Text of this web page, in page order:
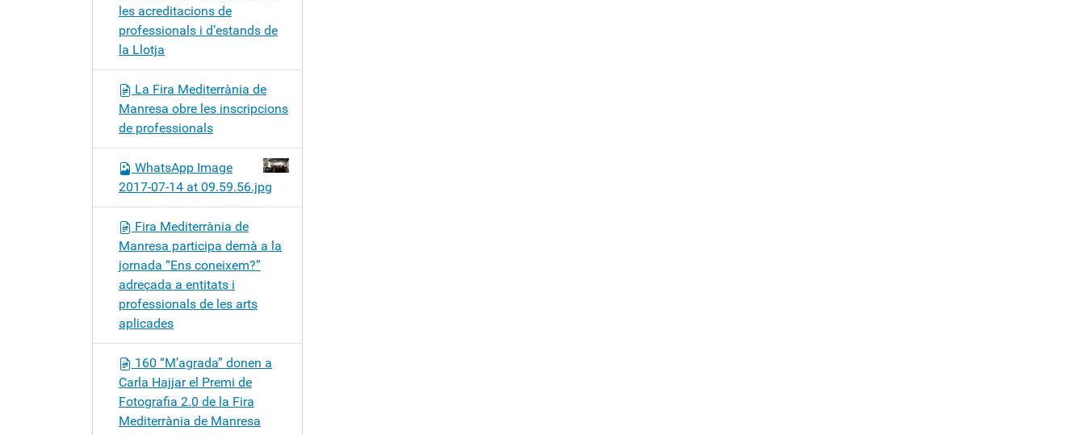
les acreditacions de
professionals i d’estands de
la Llotja
La Fira Mediterrània de
Manresa obre les inscripcions
de professionals
WhatsApp Image
2017-07-14 at 09.59.56.jpg
Fira Mediterrània de
Manresa participa demà a la
jornada “Ens coneixem?”
adreçada a entitats i
professionals de les arts
aplicades
160 “M’agrada” donen a
Carla Hajjar el Premi de
Fotografia 2.0 de la Fira
Mediterrània de Manresa